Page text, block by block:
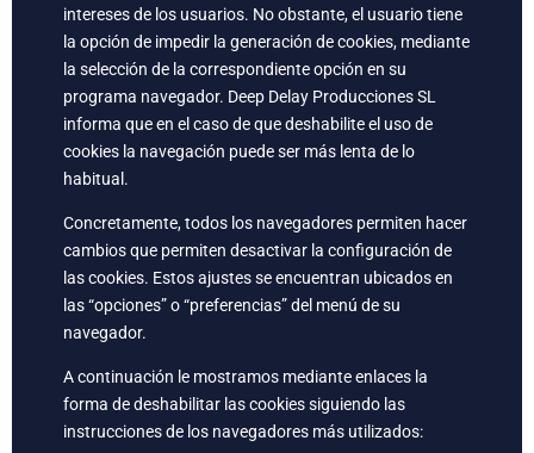
intereses de los usuarios. No obstante, el usuario tiene
la opción de impedir la generación de cookies, mediante
la selección de la correspondiente opción en su
programa navegador. Deep Delay Producciones SL
informa que en el caso de que deshabilite el uso de
cookies la navegación puede ser más lenta de lo
habitual.
Concretamente, todos los navegadores permiten hacer
cambios que permiten desactivar la configuración de
las cookies. Estos ajustes se encuentran ubicados en
las “opciones” o “preferencias” del menú de su
navegador.
A continuación le mostramos mediante enlaces la
forma de deshabilitar las cookies siguiendo las
instrucciones de los navegadores más utilizados: